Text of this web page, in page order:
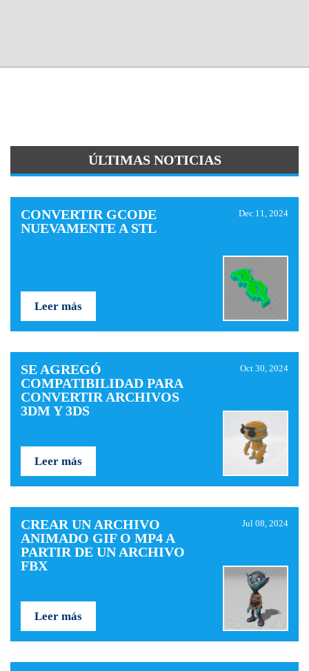
ÚLTIMAS NOTICIAS
CONVERTIR GCODE
NUEVAMENTE A STL
Dec 11, 2024
Leer más
SE AGREGÓ
COMPATIBILIDAD PARA
CONVERTIR ARCHIVOS
3DM Y 3DS
Oct 30, 2024
Leer más
CREAR UN ARCHIVO
ANIMADO GIF O MP4 A
PARTIR DE UN ARCHIVO
FBX
Jul 08, 2024
Leer más